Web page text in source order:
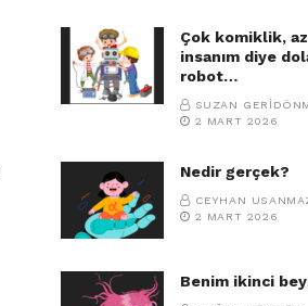
Çok komiklik,
insanım diye
robot…
SUZAN
2 MART 2026
Nedir gerçek?
CEYHAN
2 MART 2026
Benim ikinci